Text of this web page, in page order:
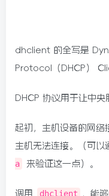
dhclient 的全写是
Protocol（DHCP）
DHCP 协议用于让中央
起初，主机设备的网络
主机无法连接。（可以
a
来验证这一点）。
调用 dhclient
，能